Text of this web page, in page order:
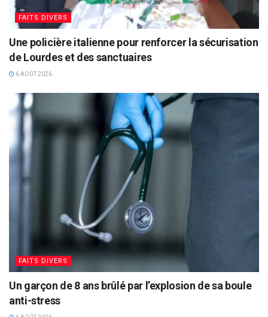
FAITS DIVERS
Une policière italienne pour renforcer la sécurisation
de Lourdes et des sanctuaires
6 AOÛT 2026
FAITS DIVERS
Un garçon de 8 ans brûlé par l’explosion de sa boule
anti-stress